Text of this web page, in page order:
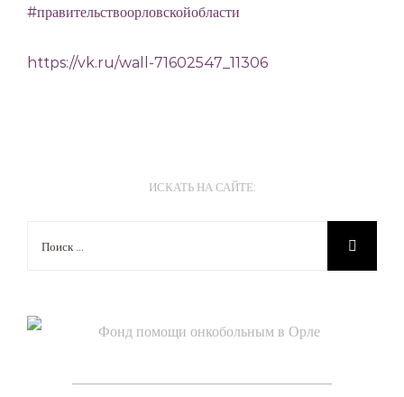
#правительствоорловскойобласти
https://vk.ru/wall-71602547_11306
ИСКАТЬ НА САЙТЕ: